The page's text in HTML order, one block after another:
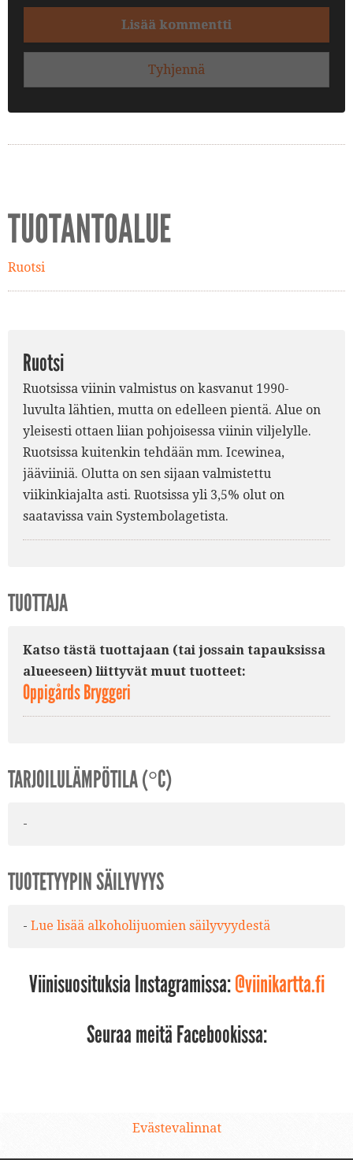
Lisää kommentti
Tyhjennä
TUOTANTOALUE
Ruotsi
Ruotsi
Ruotsissa viinin valmistus on kasvanut 1990-
luvulta lähtien, mutta on edelleen pientä. Alue on
yleisesti ottaen liian pohjoisessa viinin viljelylle.
Ruotsissa kuitenkin tehdään mm. Icewinea,
jääviiniä. Olutta on sen sijaan valmistettu
viikinkiajalta asti. Ruotsissa yli 3,5% olut on
saatavissa vain Systembolagetista.
TUOTTAJA
Katso tästä tuottajaan (tai jossain tapauksissa
alueeseen) liittyvät muut tuotteet:
Oppigårds Bryggeri
TARJOILULÄMPÖTILA (°C)
-
TUOTETYYPIN SÄILYVYYS
- Lue lisää alkoholijuomien säilyvyydestä
Viinisuosituksia Instagramissa:@viinikartta.fi
Seuraa meitä Facebookissa:
Evästevalinnat